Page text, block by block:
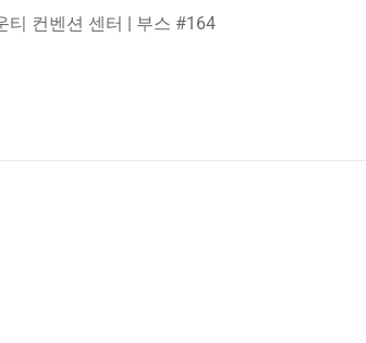
티 컨벤션 센터 | 부스 #164